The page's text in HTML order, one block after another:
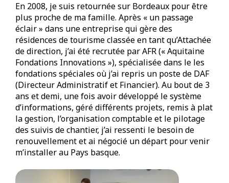
En 2008, je suis retournée sur Bordeaux pour être
plus proche de ma famille. Après « un passage
éclair » dans une entreprise qui gère des
résidences de tourisme classée en tant qu’Attachée
de direction, j’ai été recrutée par AFR (« Aquitaine
Fondations Innovations »), spécialisée dans le les
fondations spéciales où j’ai repris un poste de DAF
(Directeur Administratif et Financier). Au bout de 3
ans et demi, une fois avoir développé le système
d’informations, géré différents projets, remis à plat
la gestion, l’organisation comptable et le pilotage
des suivis de chantier, j’ai ressenti le besoin de
renouvellement et ai négocié un départ pour venir
m’installer au Pays basque.